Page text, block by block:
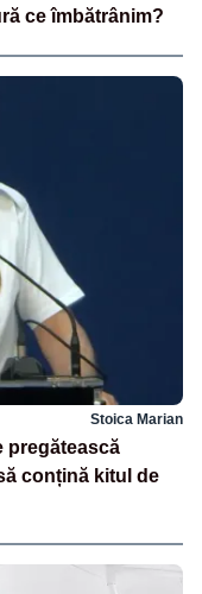
ce îmbătrânim?
Stoica Marian
pregătească
conțină kitul de